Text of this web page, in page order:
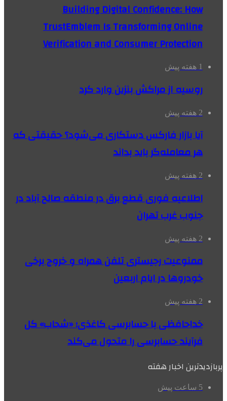
Building Digital Confidence: How
TrustEmblem Is Transforming Online
Verification and Consumer Protection
1 هفته پیش
روسیه از مراکش بنزین وارد کرد
2 هفته پیش
آیا بازار فارکس دستکاری می‌شود؟ حقیقتی که
هر معامله‌گر باید بداند
2 هفته پیش
اطلاعیه فوری قطع برق در منطقه صالح آباد در
جنوب غرب تهران
2 هفته پیش
ممنوعیت رجیستری تلفن همراه و خروج برخی
خودروها در ایام اربعین
2 هفته پیش
خداحافظی با حسابرسی کاغذی؛ «شحاب» کل
فرآیند حسابرسی را متحول می‌کند
پربازدیدترین اخبار هفته
5 ساعت پیش